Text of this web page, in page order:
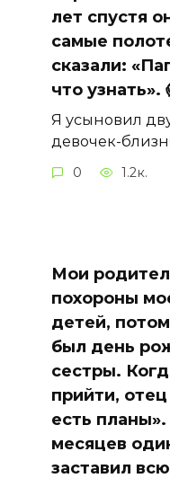
лет спустя
самые
сказали:
что узнать».
Я усыновил
девочек-
0 1.2к.
Мои
похороны
детей,
был день
сестры.
прийти,
есть
месяцев
заставил